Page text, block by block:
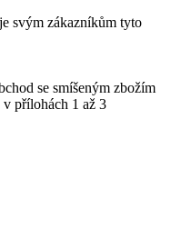
svým zákazníkům tyto
se smíšeným zbožím
v přílohách 1 až 3